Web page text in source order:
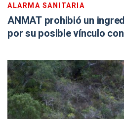
ALARMA SANITARIA
ANMAT prohibió un
por su posible vínculo